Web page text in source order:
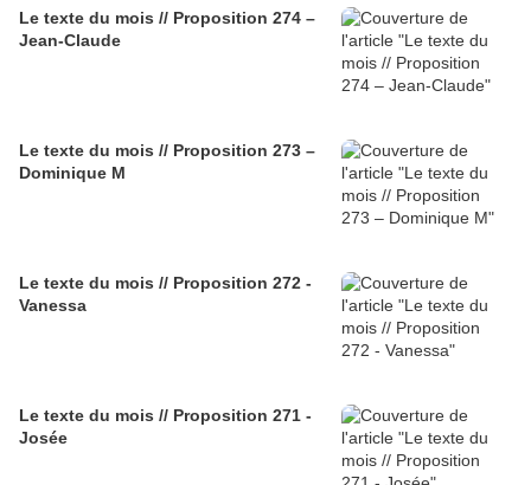
Le texte du mois // Proposition 274 –
Jean-Claude
Le texte du mois // Proposition 273 –
Dominique M
Le texte du mois // Proposition 272 -
Vanessa
Le texte du mois // Proposition 271 -
Josée